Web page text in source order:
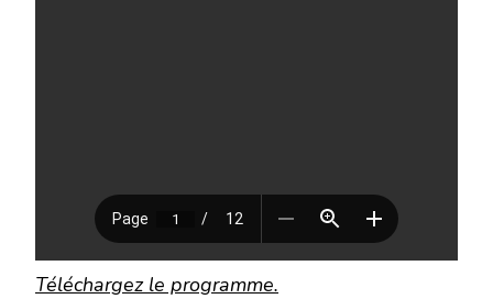
Téléchargez le programme.